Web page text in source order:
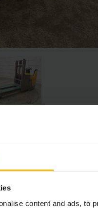
content and ads, to
bietet eine